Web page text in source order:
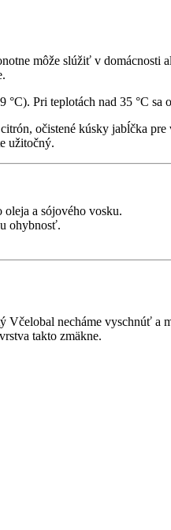
môže slúžiť v domácnosti
Pri teplotách nad 35 °C
očistené kúsky jabĺčka pre
užitočný.
a sójového vosku.
ohybnosť.
Včelobal necháme vyschnúť a
takto zmäkne.